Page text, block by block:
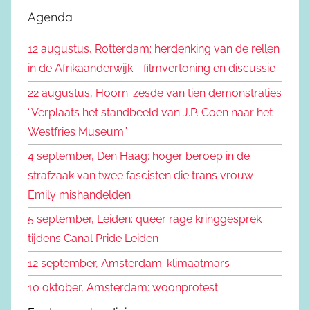
e
n
a
:
e
n
Agenda
12 augustus, Rotterdam: herdenking van de rellen
in de Afrikaanderwijk - filmvertoning en discussie
22 augustus, Hoorn: zesde van tien demonstraties
“Verplaats het standbeeld van J.P. Coen naar het
Westfries Museum”
4 september, Den Haag: hoger beroep in de
strafzaak van twee fascisten die trans vrouw
Emily mishandelden
5 september, Leiden: queer rage kringgesprek
tijdens Canal Pride Leiden
12 september, Amsterdam: klimaatmars
10 oktober, Amsterdam: woonprotest